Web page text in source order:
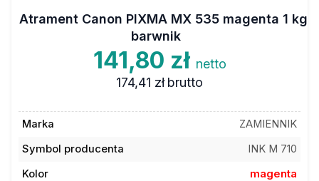
Atrament Canon PIXMA MX 535 magenta 1 kg
barwnik
141,80 zł netto
174,41 zł brutto
Marka
ZAMIENNIK
Symbol producenta
INK M 710
Kolor
magenta